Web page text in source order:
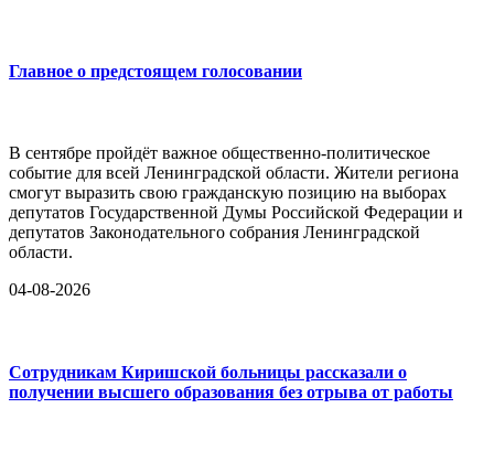
Главное о предстоящем голосовании
В сентябре пройдёт важное общественно-политическое
событие для всей Ленинградской области. Жители региона
смогут выразить свою гражданскую позицию на выборах
депутатов Государственной Думы Российской Федерации и
депутатов Законодательного собрания Ленинградской
области.
04-08-2026
Сотрудникам Киришской больницы рассказали о
получении высшего образования без отрыва от работы